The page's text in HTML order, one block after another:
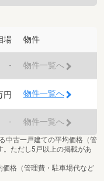
場 物件
- 物件一覧へ
円 物件一覧へ
- 物件一覧へ
中古一戸建ての平均価格（管
。ただし5戸以上の掲載があ
価格（管理費・駐車場代など